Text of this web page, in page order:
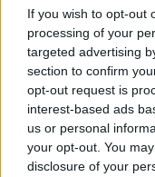
If you wish to opt-out
processing of your
targeted advertising
section to confirm
opt-out request is
interest-based ads
us or personal
your opt-out. You
disclosure of your